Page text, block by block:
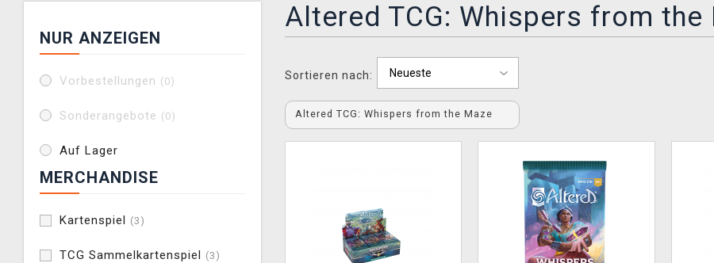
NUR ANZEIGEN
Vorbestellungen (0)
Sonderangebote (0)
Auf Lager
MERCHANDISE
Kartenspiel (3)
TCG Sammelkartenspiel (3)
Altered TCG: Whispers from the
Sortieren nach:
Altered TCG: Whispers from the Maze